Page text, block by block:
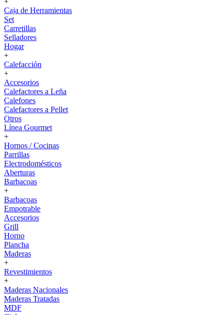
Caja de Herramientas
Set
Carretillas
Selladores
Hogar
+
Calefacción
+
Accesorios
Calefactores a Leña
Calefones
Calefactores a Pellet
Otros
Línea Gourmet
+
Hornos / Cocinas
Parrillas
Electrodomésticos
Aberturas
Barbacoas
+
Barbacoas
Empotrable
Accesorios
Grill
Horno
Plancha
Maderas
+
Revestimientos
+
Maderas Nacionales
Maderas Tratadas
MDF